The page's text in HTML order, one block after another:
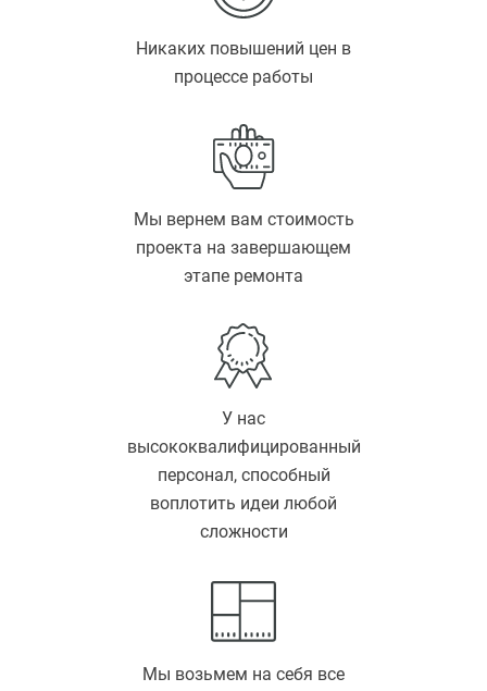
Никаких повышений цен в
процессе работы
Мы вернем вам стоимость
проекта на завершающем
этапе ремонта
У нас
высококвалифицированный
персонал, способный
воплотить идеи любой
сложности
Мы возьмем на себя все